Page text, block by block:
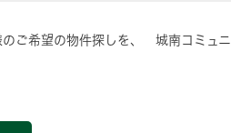
ご希望の物件探しを、 城南コミュニ